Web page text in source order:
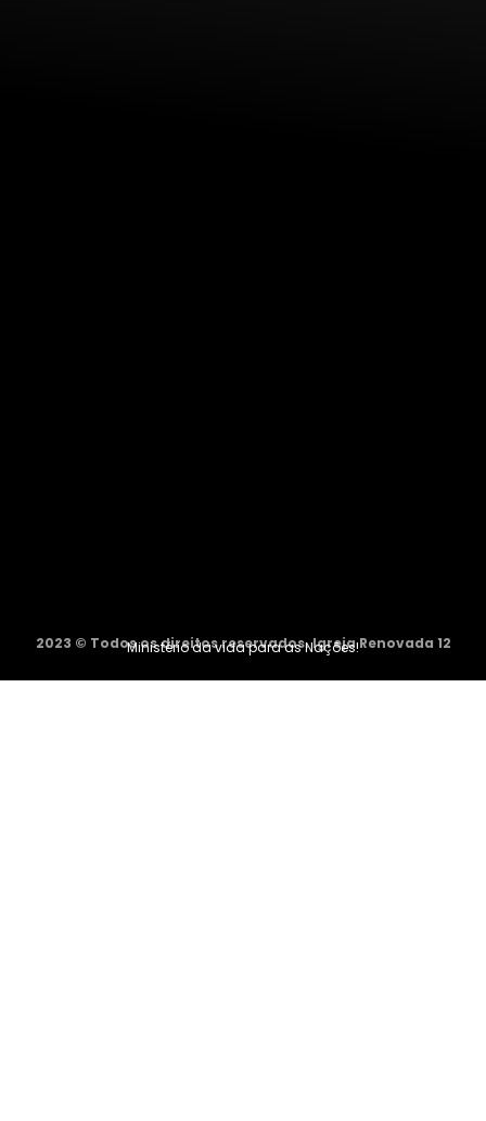
2023 © Todos os direitos reservados. Igreja Renovada 12
Ministério da vida para as Nações!